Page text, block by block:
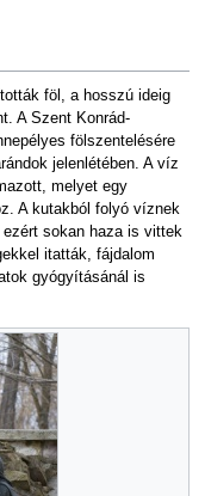
föl, a hosszú ideig
A Szent Konrád-
fölszentelésére
jelenlétében. A víz
melyet egy
A kutakból folyó víznek
sokan haza is vittek
itatták, fájdalom
gyógyításánál is